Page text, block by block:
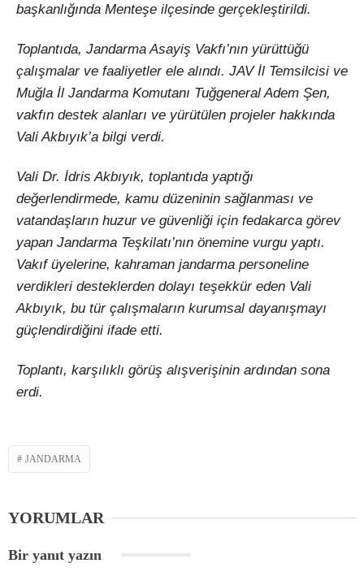
başkanlığında Menteşe ilçesinde gerçekleştirildi.
Toplantıda, Jandarma Asayiş Vakfı’nın yürüttüğü
çalışmalar ve faaliyetler ele alındı. JAV İl Temsilcisi ve
Muğla İl Jandarma Komutanı Tuğgeneral Adem Şen,
vakfın destek alanları ve yürütülen projeler hakkında
Vali Akbıyık’a bilgi verdi.
Vali Dr. İdris Akbıyık, toplantıda yaptığı
değerlendirmede, kamu düzeninin sağlanması ve
vatandaşların huzur ve güvenliği için fedakarca görev
yapan Jandarma Teşkilatı’nın önemine vurgu yaptı.
Vakıf üyelerine, kahraman jandarma personeline
verdikleri desteklerden dolayı teşekkür eden Vali
Akbıyık, bu tür çalışmaların kurumsal dayanışmayı
güçlendirdiğini ifade etti.
Toplantı, karşılıklı görüş alışverişinin ardından sona
erdi.
JANDARMA
YORUMLAR
Bir yanıt yazın